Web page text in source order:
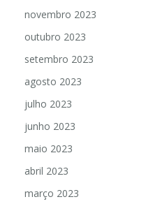
novembro 2023
outubro 2023
setembro 2023
agosto 2023
julho 2023
junho 2023
maio 2023
abril 2023
março 2023